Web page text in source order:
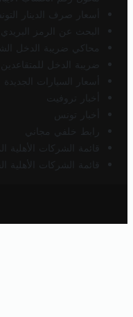
أسعار صرف الدينار
البحث عن الرمز
محاكي ضريبة الدخل
ضريبة الدخل
أسعار السيارات
أخبار تروفيت
أخبار تونس
رابط خلفي مجاني
قائمة الشركات الأهلية
قائمة الشركات الأهلية